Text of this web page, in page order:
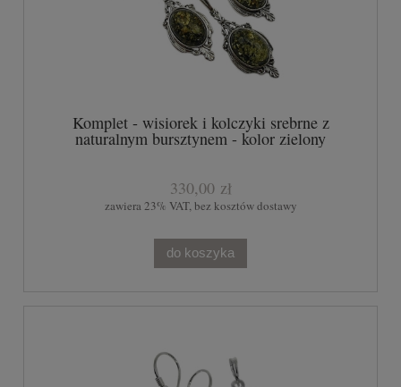
Komplet - wisiorek i kolczyki srebrne z
naturalnym bursztynem - kolor zielony
330,00 zł
zawiera 23% VAT, bez kosztów dostawy
do koszyka